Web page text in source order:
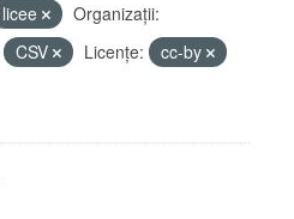
licee
Organizații:
CSV Licenţe:
cc-by